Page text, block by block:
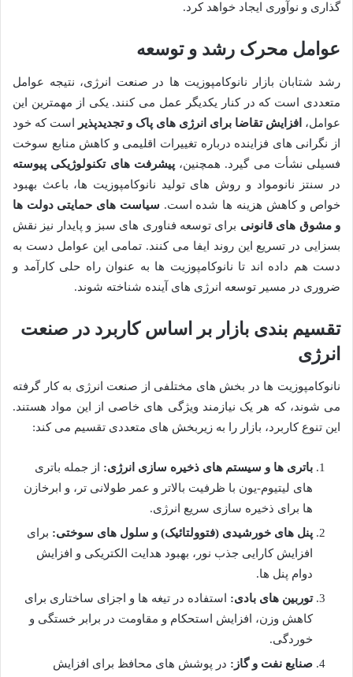
گذاری و نوآوری ایجاد خواهد کرد.
عوامل محرک رشد و توسعه
رشد شتابان بازار نانوکامپوزیت ها در صنعت انرژی، نتیجه عوامل
متعددی است که در کنار یکدیگر عمل می کنند. یکی از مهمترین این
عوامل، افزایش تقاضا برای انرژی های پاک و تجدیدپذیر
است که خود
از نگرانی های فزاینده درباره تغییرات اقلیمی و کاهش منابع سوخت
فسیلی نشأت می گیرد. همچنین،پیشرفت های تکنولوژیکی پیوسته
در سنتز نانومواد و روش های تولید نانوکامپوزیت ها، باعث بهبود
خواص و کاهش هزینه ها شده است. سیاست های حمایتی دولت ها
و مشوق های قانونی برای توسعه فناوری های سبز و پایدار نیز نقش
بسزایی در تسریع این روند ایفا می کنند. تمامی این عوامل دست به
دست هم داده اند تا نانوکامپوزیت ها به عنوان راه حلی کارآمد و
ضروری در مسیر توسعه انرژی های آینده شناخته شوند.
تقسیم بندی بازار بر اساس کاربرد در صنعت
انرژی
نانوکامپوزیت ها در بخش های مختلفی از صنعت انرژی به کار گرفته
می شوند، که هر یک نیازمند ویژگی های خاصی از این مواد هستند.
این تنوع کاربرد، بازار را به زیربخش های متعددی تقسیم می کند:
باتری ها و سیستم های ذخیره سازی انرژی: از جمله باتری
های لیتیوم-یون با ظرفیت بالاتر و عمر طولانی تر، و ابرخازن
ها برای ذخیره سازی سریع انرژی.
پنل های خورشیدی (فتوولتائیک) و سلول های سوختی: برای
افزایش کارایی جذب نور، بهبود هدایت الکتریکی و افزایش
دوام پنل ها.
توربین های بادی: استفاده در تیغه ها و اجزای ساختاری برای
کاهش وزن، افزایش استحکام و مقاومت در برابر خستگی و
خوردگی.
صنایع نفت و گاز: در پوشش های محافظ برای افزایش